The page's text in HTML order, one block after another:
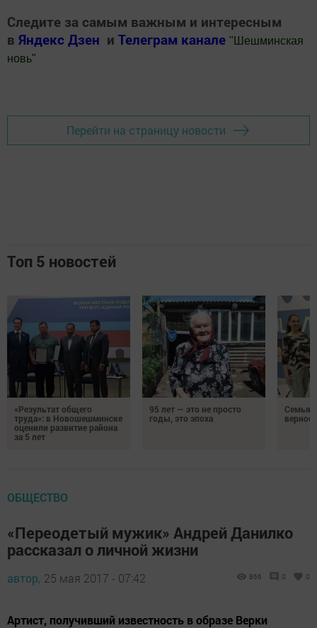
Следите за самым важным и интересным
в Яндекс Дзен и Телеграм канале " Шешминская
новь"
Перейти на страницу новости
Топ 5 новостей
«Результат общего
труда»: в Новошешминске
оценили развитие района
за 5 лет
95 лет — это не просто
годы, это эпоха
Семья
ОБЩЕСТВО
«Переодетый мужик» Андрей Данилко
рассказал о личной жизни
автор, 25 мая 2017 - 07:42 866 0 0
Артист, получивший известность в образе Верки